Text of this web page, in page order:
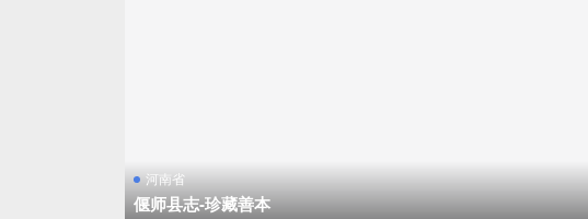
河南省
偃师县志-珍藏善本